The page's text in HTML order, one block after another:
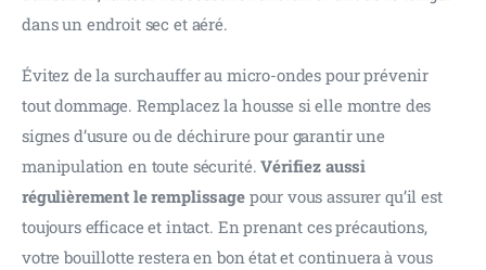
dans un endroit sec et aéré.
Évitez de la surchauffer au micro-ondes pour prévenir
tout dommage. Remplacez la housse si elle montre des
signes d’usure ou de déchirure pour garantir une
manipulation en toute sécurité. Vérifiez aussi
régulièrement le remplissage pour vous assurer qu’il est
toujours efficace et intact. En prenant ces précautions,
votre bouillotte restera en bon état et continuera à vous